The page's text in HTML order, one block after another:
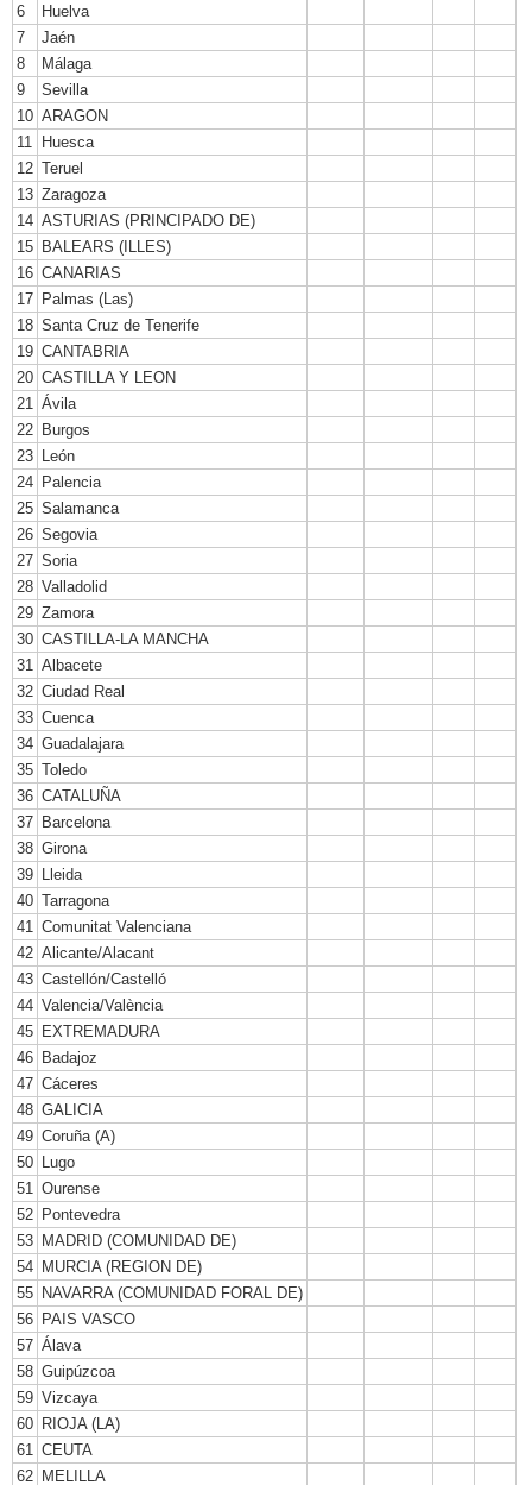
6
Huelva
7
Jaén
8
Málaga
9
Sevilla
10 ARAGON
11
Huesca
12 Teruel
13 Zaragoza
14 ASTURIAS (PRINCIPADO DE)
15 BALEARS (ILLES)
16 CANARIAS
17 Palmas (Las)
18 Santa Cruz de Tenerife
19 CANTABRIA
20 CASTILLA Y LEON
21 Ávila
22 Burgos
23 León
24 Palencia
25 Salamanca
26 Segovia
27 Soria
28 Valladolid
29 Zamora
30 CASTILLA-LA MANCHA
31 Albacete
32 Ciudad Real
33 Cuenca
34 Guadalajara
35 Toledo
36 CATALUÑA
37 Barcelona
38 Girona
39 Lleida
40 Tarragona
41 Comunitat Valenciana
42 Alicante/Alacant
43 Castellón/Castelló
44 Valencia/València
45 EXTREMADURA
46 Badajoz
47 Cáceres
48 GALICIA
49 Coruña (A)
50 Lugo
51 Ourense
52 Pontevedra
53 MADRID (COMUNIDAD DE)
54 MURCIA (REGION DE)
55 NAVARRA (COMUNIDAD FORAL DE)
56 PAIS VASCO
57 Álava
58 Guipúzcoa
59 Vizcaya
60 RIOJA (LA)
61 CEUTA
62 MELILLA